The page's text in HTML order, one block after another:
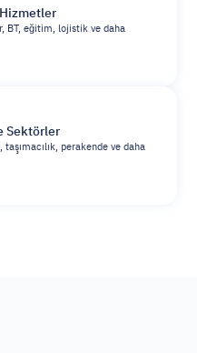
BT, eğitim, lojistik ve daha
Sektörler
perakende ve daha